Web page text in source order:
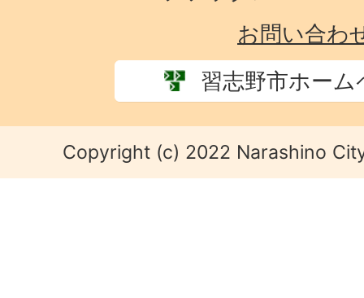
お問い合わ
習志野市ホーム
Copyright (c) 2022 Narashino